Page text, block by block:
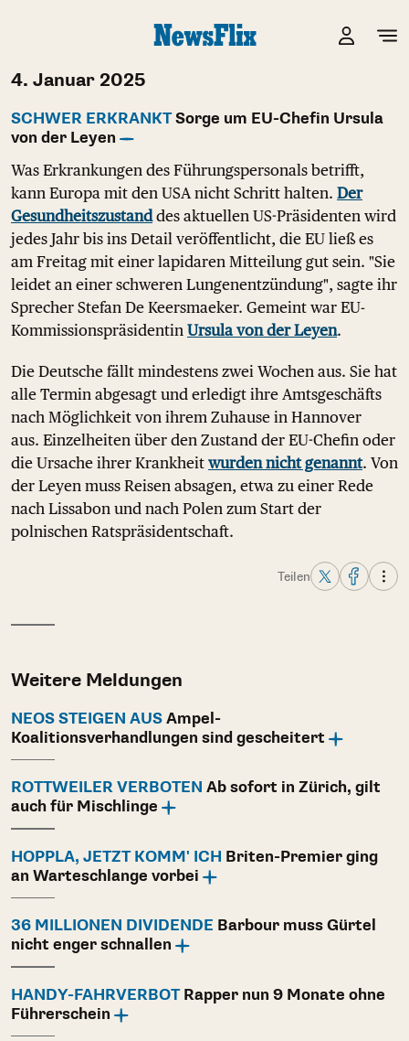
4. Januar 2025
SCHWER ERKRANKTSorge um EU-Chefin Ursula
von der Leyen
Was Erkrankungen des Führungspersonals betrifft,
kann Europa mit den USA nicht Schritt halten. Der
Gesundheitszustanddes aktuellen US-Präsidenten wird
jedes Jahr bis ins Detail veröffentlicht, die EU ließ es
am Freitag mit einer lapidaren Mitteilung gut sein. "Sie
leidet an einer schweren Lungenentzündung", sagte ihr
Sprecher Stefan De Keersmaeker. Gemeint war EU-
Kommissionspräsidentin Ursula von der Leyen.
Die Deutsche fällt mindestens zwei Wochen aus. Sie hat
alle Termin abgesagt und erledigt ihre Amtsgeschäfts
nach Möglichkeit von ihrem Zuhause in Hannover
aus. Einzelheiten über den Zustand der EU-Chefin oder
die Ursache ihrer Krankheit wurden nicht genannt. Von
der Leyen muss Reisen absagen, etwa zu einer Rede
nach Lissabon und nach Polen zum Start der
polnischen Ratspräsidentschaft.
Teilen
Weitere Meldungen
NEOS STEIGEN AUS Ampel-
Koalitionsverhandlungen sind gescheitert
ROTTWEILER VERBOTEN Ab sofort in Zürich, gilt
auch für Mischlinge
HOPPLA, JETZT KOMM' ICH Briten-Premier ging
an Warteschlange vorbei
36 MILLIONEN DIVIDENDE Barbour muss Gürtel
nicht enger schnallen
HANDY-FAHRVERBOTRapper nun 9 Monate ohne
Führerschein